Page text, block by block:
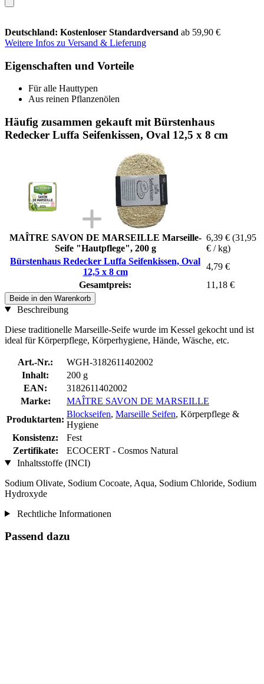
Deutschland: Kostenloser Standardversand ab 59,90 €
Weitere Infos zu Versand & Lieferung
Eigenschaften und Vorteile
Für alle Hauttypen
Aus reinen Pflanzenölen
Häufig zusammen gekauft mit Bürstenhaus
Redecker Luffa Seifenkissen, Oval 12,5 x 8 cm
MAÎTRE SAVON DE MARSEILLE Marseille-
Seife "Hautpflege", 200 g
6,39 € (31,95
€ / kg)
Bürstenhaus Redecker Luffa Seifenkissen, Oval
12,5 x 8 cm
4,79 €
Gesamtpreis:
11,18 €
Beide in den Warenkorb
Beschreibung
Diese traditionelle Marseille-Seife wurde im Kessel gekocht und ist
ideal für Körperpflege, Körperhygiene, Hände, Wäsche, etc.
Art.-Nr.:
WGH-3182611402002
Inhalt:
200 g
EAN:
3182611402002
Marke:
MAÎTRE SAVON DE MARSEILLE
Produktarten:
Blockseifen, Marseille Seifen, Körperpflege &
Hygiene
Konsistenz:
Fest
Zertifikate:
ECOCERT - Cosmos Natural
Inhaltsstoffe (INCI)
Sodium Olivate, Sodium Cocoate, Aqua, Sodium Chloride, Sodium
Hydroxyde
Rechtliche Informationen
Passend dazu